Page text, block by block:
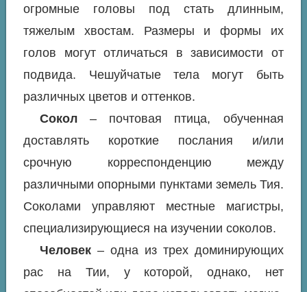
огромные головы под стать длинным,
тяжелым хвостам. Размеры и формы их
голов могут отличаться в зависимости от
подвида. Чешуйчатые тела могут быть
различных цветов и оттенков.
Сокол– почтовая птица, обученная
доставлять короткие послания и/или
срочную корреспонденцию между
различными опорными пунктами земель Тия.
Соколами управляют местные магистры,
специализирующиеся на изучении соколов.
Человек– одна из трех доминирующих
рас на Тии, у которой, однако, нет